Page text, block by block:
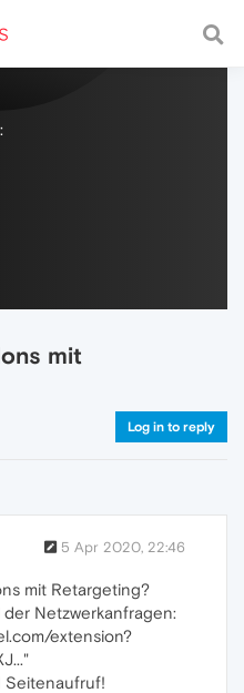
with a fast and
mit
Log in to reply
5 Apr 2020, 22:46
mit Retargeting?
Netzwerkanfragen:
extension?
Seitenaufruf!